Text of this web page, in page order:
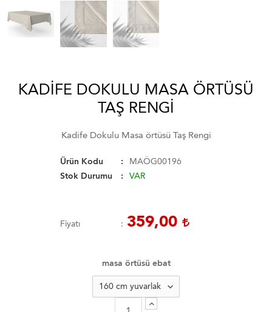
KADIFE DOKULU MASA ÖRTÜSÜ
TAŞ RENGI
Kadife Dokulu Masa örtüsü Taş Rengi
Ürün Kodu
MAÖG00196
Stok Durumu
VAR
Fiyatı 359,00
masa örtüsü ebat